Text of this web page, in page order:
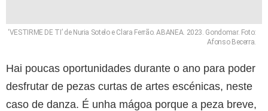
‘VESTIRME DE TI’ de Nuria Sotelo e Clara Ferrão. ABANEA. 2023. Gondomar. Foto:
Afonso Becerra.
Hai poucas oportunidades durante o ano para poder
desfrutar de pezas curtas de artes escénicas, neste
caso de danza. É unha mágoa porque a peza breve,